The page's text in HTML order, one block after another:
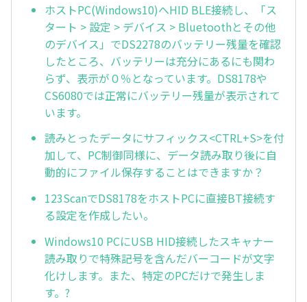
ホストPC(Windows10)へHID BLE接続し、「ス
タート > 設定 > デバイス > Bluetoothとその他
のデバイス」でDS2278のバッテリー残量を確認
したところ、バッテリーは充分にあるにも関わ
らず、表示が０％となっています。DS8178や
CS6080では正常にバッテリー残量が表示されて
います。
読みとったデータにサフィックス<CTRL+S>を付
加して、PC制御同様に、データ読み取り後に自
動的にファイル保存することはできますか？
123ScanでDS8178をホストPCに直接BT接続す
る設定を作成したい。
Windows10 PCにUSB HID接続したスキャナー
読み取りで特殊記号を含んだバーコードが文字
化けします。また、特定のPCだけで発生しま
す。?